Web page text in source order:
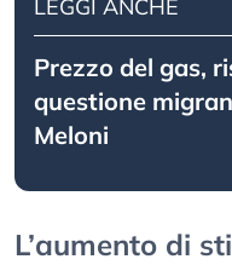
LEGGI ANCHE
Prezzo del gas,
questione
Meloni
L’aumento di